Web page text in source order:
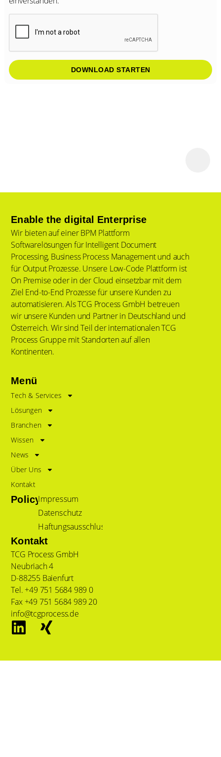
DOWNLOAD STARTEN
Enable the digital Enterprise
Wir bieten auf einer BPM Plattform
Softwarelösungen für Intelligent Document
Processing, Business Process Management und auch
für Output Prozesse. Unsere Low-Code Plattform ist
On Premise oder in der Cloud einsetzbar mit dem
Ziel End-to-End Prozesse für unsere Kunden zu
automatisieren. Als TCG Process GmbH betreuen
wir unsere Kunden und Partner in Deutschland und
Österreich. Wir sind Teil der internationalen TCG
Process Gruppe mit Standorten auf allen
Kontinenten.
Menü
Tech & Services
Lösungen
Branchen
Wissen
News
Über Uns
Kontakt
PolicyImpressum
Datenschutz
Haftungsausschluss
Kontakt
TCG Process GmbH
Neubriach 4
D-88255 Baienfurt
Tel. +49 751 5684 989 0
Fax +49 751 5684 989 20
info@tcgprocess.de